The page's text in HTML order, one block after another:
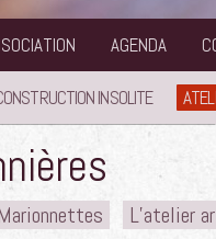
AGENDA
INSOLITE
L’atelier